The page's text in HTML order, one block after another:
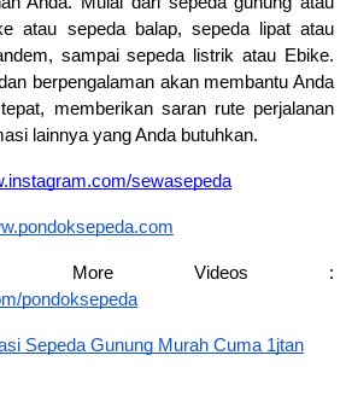
atau sepeda balap, sepeda lipat atau
sampai sepeda listrik atau Ebike.
berpengalaman akan membantu Anda
memberikan saran rute perjalanan
lainnya yang Anda butuhkan.
sewasepeda
pondoksepeda
Sepeda Gunung Murah Cuma 1jtan